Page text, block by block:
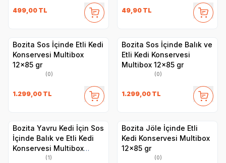
499,00 TL 49,90 TL
Bozita Sos İçinde Etli Kedi
Konservesi Multibox
12x85 gr
(0)
1.299,00 TL
Bozita Sos İçinde Balık ve
Etli Kedi Konservesi
Multibox 12x85 gr
(0)
1.299,00 TL
Bozita Yavru Kedi İçin Sos
İçinde Balık ve Etli Kedi
Konservesi Multibox
(1)
Bozita Jöle İçinde Etli
Kedi Konservesi Multibox
12x85 gr
(0)